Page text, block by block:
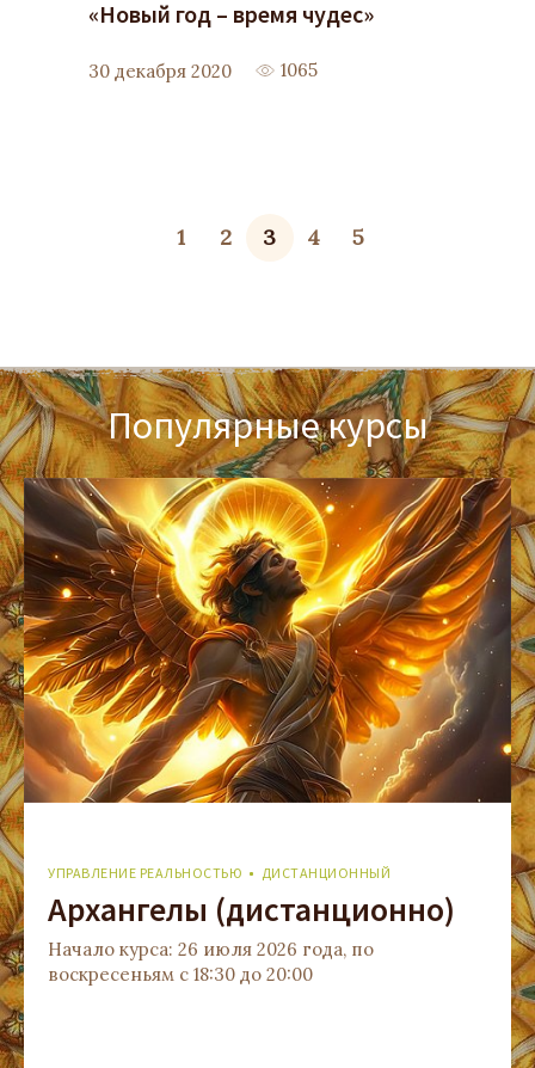
«Новый год – время чудес»
30 декабря 2020 1065
1 2 3 4 5
Популярные курсы
УПРАВЛЕНИЕ РЕАЛЬНОСТЬЮ ДИСТАНЦИОННЫЙ
Архангелы (дистанционно)
Начало курса: 26 июля 2026 года, по
воскресеньям с 18:30 до 20:00